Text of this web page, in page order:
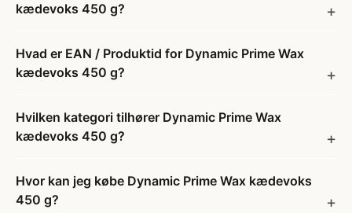
kædevoks 450 g?
Hvad er EAN / Produktid for Dynamic Prime Wax
kædevoks 450 g?
Hvilken kategori tilhører Dynamic Prime Wax
kædevoks 450 g?
Hvor kan jeg købe Dynamic Prime Wax kædevoks
450 g?